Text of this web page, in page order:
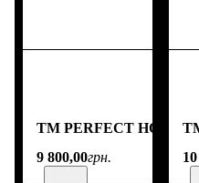
TM PERFECT HOME
9 800,00грн.